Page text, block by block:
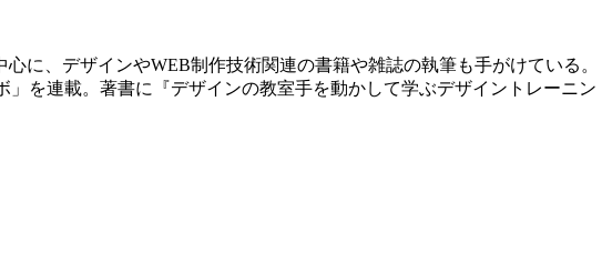
に、デザインやWEB制作技術関連の書籍や雑誌の執筆も手がけている。
」を連載。著書に『デザインの教室手を動かして学ぶデザイントレーニン